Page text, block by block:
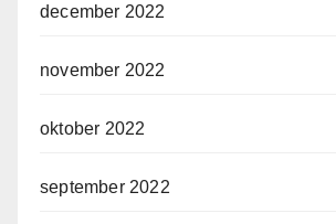
december 2022
november 2022
oktober 2022
september 2022